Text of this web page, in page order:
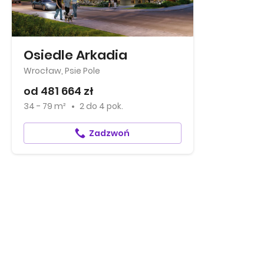
Osiedle Arkadia
Wrocław, Psie Pole
od 481 664 zł
34 - 79 m² 2 do 4 pok.
Zadzwoń